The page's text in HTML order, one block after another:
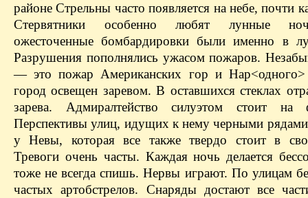
районе Стрельны часто появляется на небе, почти
Стервятники особенно любят лунные
ожесточенные бомбардировки были именно в
Разрушения пополнялись ужасом пожаров.
— это пожар Американских гор и
город освещен заревом. В оставшихся стеклах
зарева. Адмиралтейство силуэтом стоит на
Перспективы улиц, идущих к нему черными
у Невы, которая все также твердо стоит в
Тревоги очень часты. Каждая ночь делается
тоже не всегда спишь. Нервы играют. По улицам
частых артобстрелов. Снаряды достают все